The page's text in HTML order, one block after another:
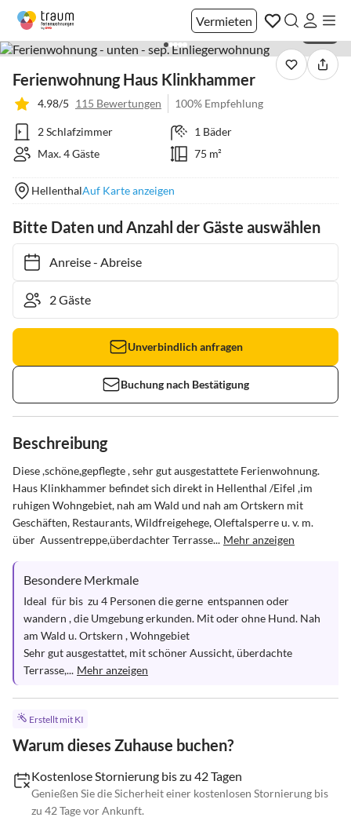
Vermieten
Ferienwohnung Haus Klinkhammer
4.98/5 115 Bewertungen 100% Empfehlung
2 Schlafzimmer
1 Bäder
Max. 4 Gäste
75 m²
HellenthalAuf Karte anzeigen
Bitte Daten und Anzahl der Gäste auswählen
Anreise- Abreise
Unverbindlich anfragen
Buchung nach Bestätigung
Beschreibung
Diese ,schöne,gepflegte , sehr gut ausgestattete Ferienwohnung.
Haus Klinkhammer befindet sich direkt in Hellenthal /Eifel ,im
ruhigen Wohngebiet, nah am Wald und nah am Ortskern mit
Geschäften, Restaurants, Wildfreigehege, Oleftalsperre u. v. m.
über  Aussentreppe,überdachter Terrasse... Mehr anzeigen
Besondere Merkmale
Ideal  für bis  zu 4 Personen die gerne  entspannen oder
wandern , die Umgebung erkunden. Mit oder ohne Hund. Nah
am Wald u. Ortskern , Wohngebiet
Sehr gut ausgestattet, mit schöner Aussicht, überdachte
Terrasse,... Mehr anzeigen
Erstellt mit KI
Warum dieses Zuhause buchen?
Kostenlose Stornierung bis zu 42 Tagen
Genießen Sie die Sicherheit einer kostenlosen Stornierung bis
zu 42 Tage vor Ankunft.